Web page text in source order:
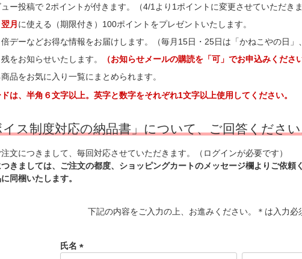
ー投稿で 2ポイントが付きます。（4/1より1ポイントに変更させていただきま
月 に使える（期限付き）100ポイントをプレゼントいたします。
デーなどお得な情報をお届けします。（毎月15日・25日は「かねこやの日」
をお知らせいたします。
（お知らせメールの購読を「可」でお申込みくださ
品をお気に入り一覧にまとめられます。
は、半角６文字以上。英字と数字をそれぞれ1文字以上使用してください。
イス制度対応の納品書」について、ご回答ください
文につきまして、毎回対応させていただきます。（ログインが必要です）
つきましては、ご注文の都度、ショッピングカートのメッセージ欄よりご依
同梱いたします。
下記の内容をご入力の上、お進みください。＊は入力必
氏名